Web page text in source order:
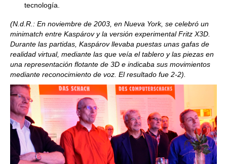
tecnología.
(N.d.R.: En noviembre de 2003, en Nueva York, se celebró un
minimatch entre Kaspárov y la versión experimental Fritz X3D.
Durante las partidas, Kaspárov llevaba puestas unas gafas de
realidad virtual, mediante las que veía el tablero y las piezas en
una representación flotante de 3D e indicaba sus movimientos
mediante reconocimiento de voz. El resultado fue 2-2).